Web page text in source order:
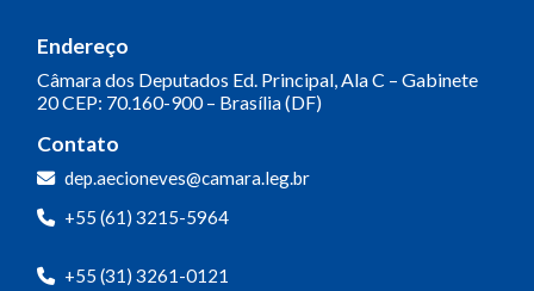
Endereço
Câmara dos Deputados Ed. Principal, Ala C – Gabinete
20CEP: 70.160-900 – Brasília (DF)
Contato
dep.aecioneves@camara.leg.br
+55 (61) 3215-5964
+55 (31) 3261-0121